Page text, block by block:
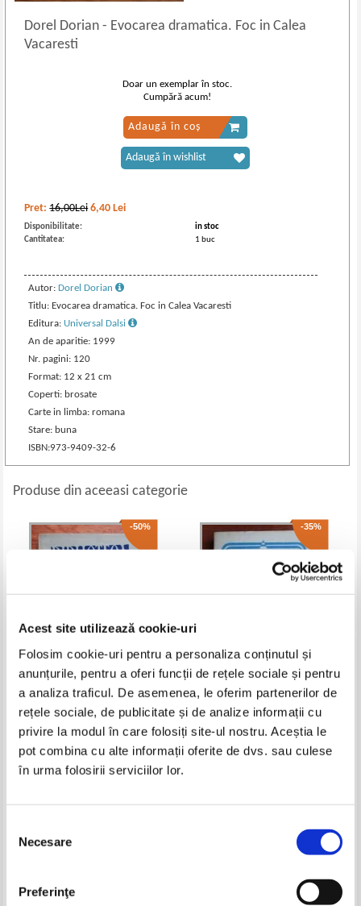
Acest site utilizează cookie-uri
Folosim cookie-uri pentru a personaliza conținutul și
anunțurile, pentru a oferi funcții de rețele sociale și pentru
a analiza traficul. De asemenea, le oferim partenerilor de
rețele sociale, de publicitate și de analize informații cu
privire la modul în care folosiți site-ul nostru. Aceștia le
pot combina cu alte informații oferite de dvs. sau culese
în urma folosirii serviciilor lor.
consimțământului
Necesare
Preferinţe
Dorel Dorian- Evocarea dramatica. Foc in Calea
Vacaresti
Pret:16,00Lei 6,40 Lei
Disponibilitate:
in stoc
Cantitatea:
1 buc
Autor:Dorel Dorian
Titlu: Evocarea dramatica. Foc in Calea Vacaresti
Editura: Universal Dalsi
An de aparitie: 1999
Nr. pagini: 120
Format: 12 x 21 cm
Coperti: brosate
Carte in limba: romana
Stare: buna
ISBN:973-9409-32-6
Doar un exemplar în stoc.
Cumpără acum!
Adaugă în coș
Adaugă în wishlist
Produse din aceeasi categorie
-50%
Henrik Ibsen - Peer Gynt
Pret: 11,00Lei 5,50 Lei
Adaugă în coș
-35%
Ion Luca Caragiale - Teatru
Pret:10,00Lei 6,50 Lei
Adaugă în coș